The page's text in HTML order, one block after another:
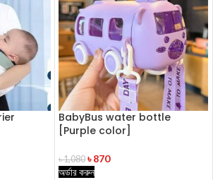
BabyBus water bottle
[Purple color]
৳1,080 ৳870
অর্ডার করুন